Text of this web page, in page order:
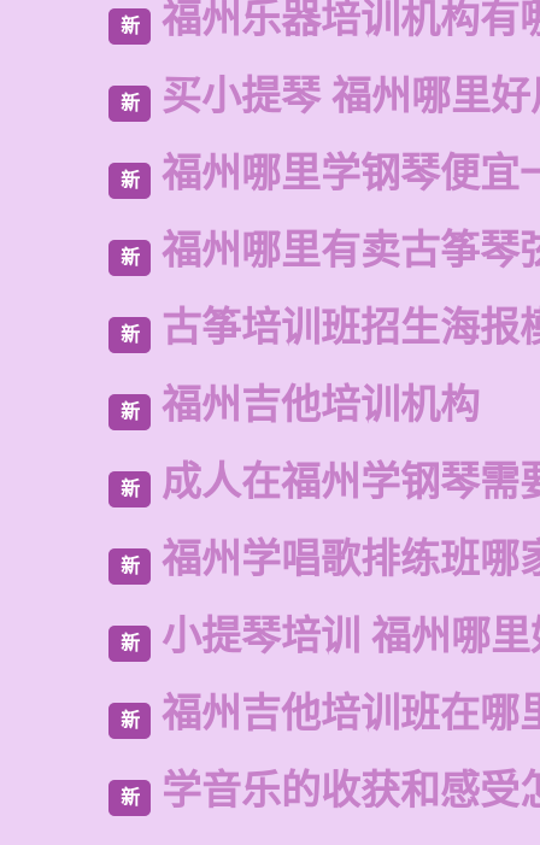
新 福州乐器培训机构有
新 买小提琴 福州哪里
新 福州哪里学钢琴便宜
新 福州哪里有卖古筝琴
新 古筝培训班招生海报
新 福州吉他培训机构
新 成人在福州学钢琴需
新 福州学唱歌排练班哪
新 小提琴培训 福州哪
新 福州吉他培训班在哪
新 学音乐的收获和感受